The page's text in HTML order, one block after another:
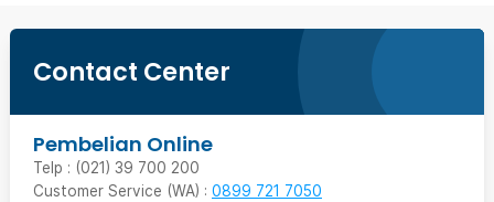
Contact Center
Pembelian Online
Telp : (021) 39 700 200
Customer Service (WA) : 0899 721 7050